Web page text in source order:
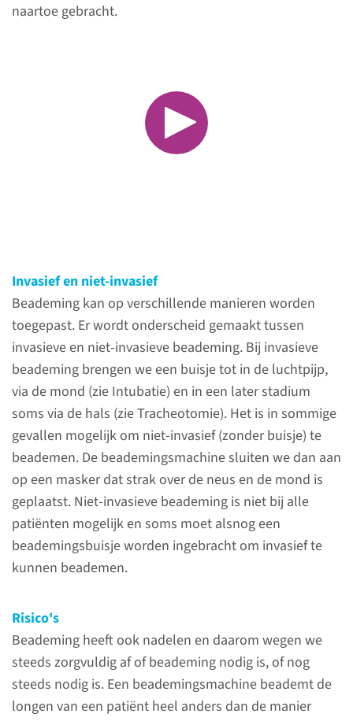
naartoe gebracht.
Invasief en niet-invasief
Beademing kan op verschillende manieren worden
toegepast. Er wordt onderscheid gemaakt tussen
invasieve en niet-invasieve beademing. Bij invasieve
beademing brengen we een buisje tot in de luchtpijp,
via de mond (zie Intubatie) en in een later stadium
soms via de hals (zie Tracheotomie). Het is in sommige
gevallen mogelijk om niet-invasief (zonder buisje) te
beademen. De beademingsmachine sluiten we dan aan
op een masker dat strak over de neus en de mond is
geplaatst. Niet-invasieve beademing is niet bij alle
patiënten mogelijk en soms moet alsnog een
beademingsbuisje worden ingebracht om invasief te
kunnen beademen.
Risico's
Beademing heeft ook nadelen en daarom wegen we
steeds zorgvuldig af of beademing nodig is, of nog
steeds nodig is. Een beademingsmachine beademt de
longen van een patiënt heel anders dan de manier
De zorg op onze afdeling is zeer
complex. Veel verschillende
medisch specialisten en
verpleegkundigen nemen er
deel aan, ondersteund door
geavanceerde medische
technologie.
lees meer
Spoedopname of
vooraf dat zij naar de IC gaan,
bijvoorbeeld na een grote
operatie. Voor andere
patiënten, en zeker ook voor